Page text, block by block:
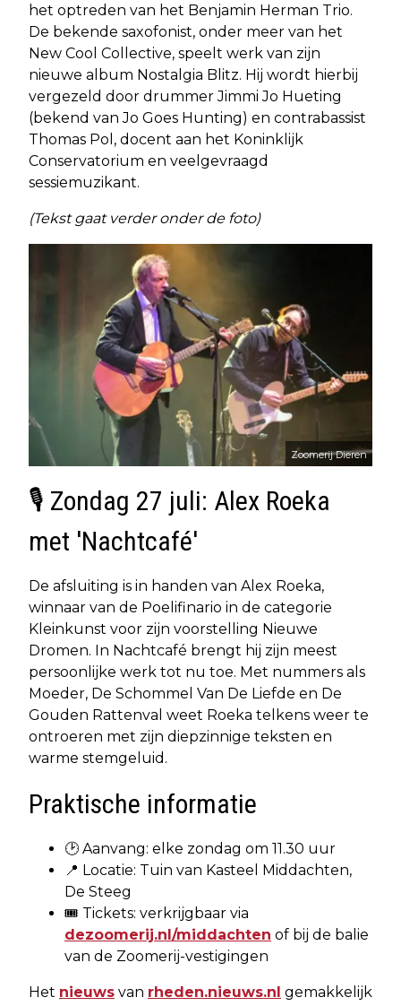
het optreden van het Benjamin Herman Trio.
De bekende saxofonist, onder meer van het
New Cool Collective, speelt werk van zijn
nieuwe album Nostalgia Blitz. Hij wordt hierbij
vergezeld door drummer Jimmi Jo Hueting
(bekend van Jo Goes Hunting) en contrabassist
Thomas Pol, docent aan het Koninklijk
Conservatorium en veelgevraagd
sessiemuzikant.
(Tekst gaat verder onder de foto)
Zoomerij Dieren
🎙️ Zondag 27 juli: Alex Roeka
met 'Nachtcafé'
De afsluiting is in handen van Alex Roeka,
winnaar van de Poelifinario in de categorie
Kleinkunst voor zijn voorstelling Nieuwe
Dromen. In Nachtcafé brengt hij zijn meest
persoonlijke werk tot nu toe. Met nummers als
Moeder, De Schommel Van De Liefde en De
Gouden Rattenval weet Roeka telkens weer te
ontroeren met zijn diepzinnige teksten en
warme stemgeluid.
Praktische informatie
🕑 Aanvang: elke zondag om 11.30 uur
📍 Locatie: Tuin van Kasteel Middachten,
De Steeg
🎟️ Tickets: verkrijgbaar via
dezoomerij.nl/middachten of bij de balie
van de Zoomerij-vestigingen
Het nieuws van rheden.nieuws.nl gemakkelijk